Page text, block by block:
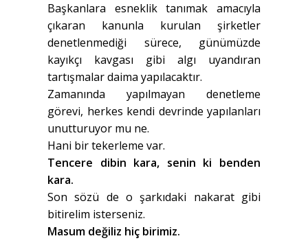
Başkanlara esneklik tanımak amacıyla
çıkaran kanunla kurulan şirketler
denetlenmediği sürece, günümüzde
kayıkçı kavgası gibi algı uyandıran
tartışmalar daima yapılacaktır.
Zamanında yapılmayan denetleme
görevi, herkes kendi devrinde yapılanları
unutturuyor mu ne.
Hani bir tekerleme var.
Tencere dibin kara, senin ki benden
kara.
Son sözü de o şarkıdaki nakarat gibi
bitirelim isterseniz.
Masum değiliz hiç birimiz.